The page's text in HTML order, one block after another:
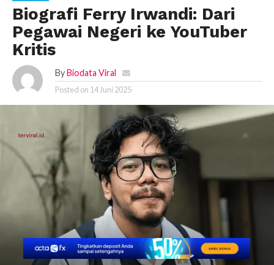
Biografi Ferry Irwandi: Dari
Pegawai Negeri ke YouTuber
Kritis
By Biodata Viral
Posted on 14 Juni 2025